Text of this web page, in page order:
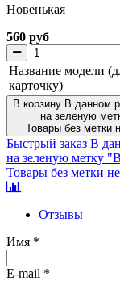
Новенькая
560 руб
Название модели
карточку)
В корзину В данном
на зеленую
Товары без метки
Быстрый заказ В
на зеленую метку
Товары без метки
Отзывы
Имя *
E-mail *